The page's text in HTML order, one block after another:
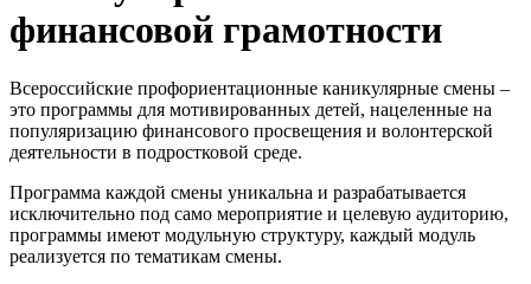
финансовой грамотности
Всероссийские профориентационные каникулярные смены –
это программы для мотивированных детей, нацеленные на
популяризацию финансового просвещения и волонтерской
деятельности в подростковой среде.
Программа каждой смены уникальна и разрабатывается
исключительно под само мероприятие и целевую аудиторию,
программы имеют модульную структуру, каждый модуль
реализуется по тематикам смены.